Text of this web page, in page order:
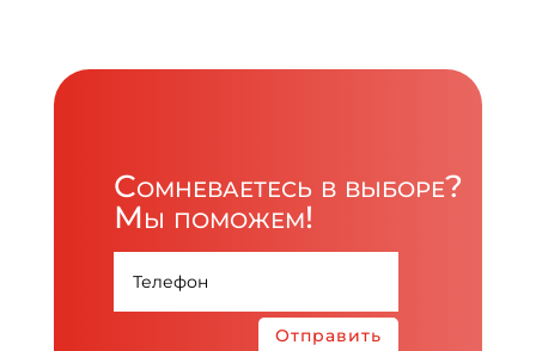
Сомневаетесь в выборе?
Мы поможем!
Отправить